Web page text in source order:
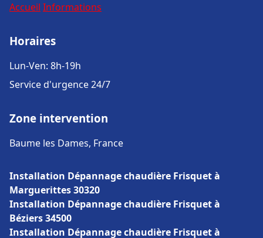
Accueil Informations
Horaires
Lun-Ven: 8h-19h
Service d'urgence 24/7
Zone intervention
Baume les Dames, France
Installation Dépannage chaudière Frisquet à
Marguerittes 30320
Installation Dépannage chaudière Frisquet à
Béziers 34500
Installation Dépannage chaudière Frisquet à